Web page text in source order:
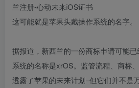
这可能就是苹果头戴操作系统的名字。
据报道，新西兰的一份商标申请可能
系统的名称是xrOS。监管流程、商标
透露了苹果的未来计划–但它们并不是